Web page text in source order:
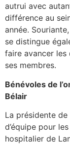
autrui avec
différence au
année.
se distingue
faire avancer
ses membres.
Bénévoles de
Bélair
La présidente
d’équipe pour
hospitalier de